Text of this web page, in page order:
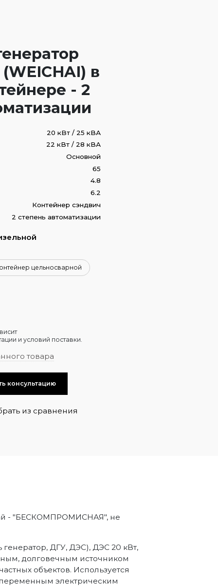
в
- 2
20 кВт / 25 кВА
22 кВт / 28 кВА
Основной
65
4.8
6.2
Контейнер сэндвич
2 степень автоматизации
цельносварной
и условий поставки.
товара
консультацию
из сравнения
- "БЕСКОМПРОМИСНАЯ", не
генератор, ДГУ, ДЭС), ДЭС 20 кВт,
долговечным источником
объектов. Используется
электрическим